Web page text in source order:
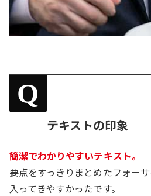
Q
テキストの印象
簡潔でわかりやすいテキスト。
要点をすっきりまとめたフォー
入ってきやすかったです。